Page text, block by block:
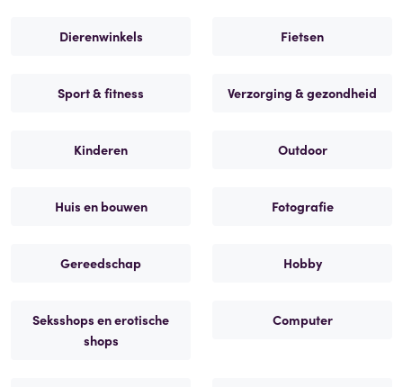
Dierenwinkels Fietsen
Sport & fitness Verzorging & gezondheid
Kinderen Outdoor
Huis en bouwen Fotografie
Gereedschap Hobby
Seksshops en erotische
shops
Computer